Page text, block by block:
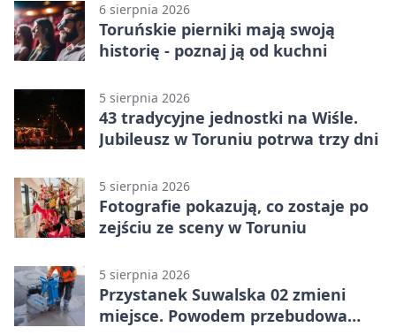
6 sierpnia 2026
Toruńskie pierniki mają swoją
historię - poznaj ją od kuchni
5 sierpnia 2026
43 tradycyjne jednostki na Wiśle.
Jubileusz w Toruniu potrwa trzy dni
5 sierpnia 2026
Fotografie pokazują, co zostaje po
zejściu ze sceny w Toruniu
5 sierpnia 2026
Przystanek Suwalska 02 zmieni
miejsce. Powodem przebudowa